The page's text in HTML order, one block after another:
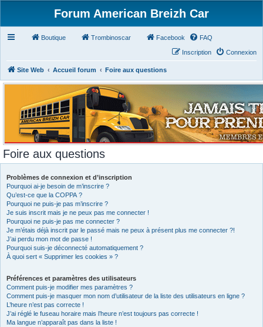
Forum American Breizh Car
Boutique Trombinoscar Facebook FAQ
Connexion
Inscription
Site Web Accueil forum Foire aux questions
Foire aux questions
Problèmes de connexion et d’inscription
Pourquoi ai-je besoin de m’inscrire ?
Qu’est-ce que la COPPA ?
Pourquoi ne puis-je pas m’inscrire ?
Je suis inscrit mais je ne peux pas me connecter !
Pourquoi ne puis-je pas me connecter ?
Je m’étais déjà inscrit par le passé mais ne peux à présent plus me connecter ?!
J’ai perdu mon mot de passe !
Pourquoi suis-je déconnecté automatiquement ?
À quoi sert « Supprimer les cookies » ?
Préférences et paramètres des utilisateurs
Comment puis-je modifier mes paramètres ?
Comment puis-je masquer mon nom d’utilisateur de la liste des utilisateurs en ligne ?
L’heure n’est pas correcte !
J’ai réglé le fuseau horaire mais l’heure n’est toujours pas correcte !
Ma langue n’apparaît pas dans la liste !